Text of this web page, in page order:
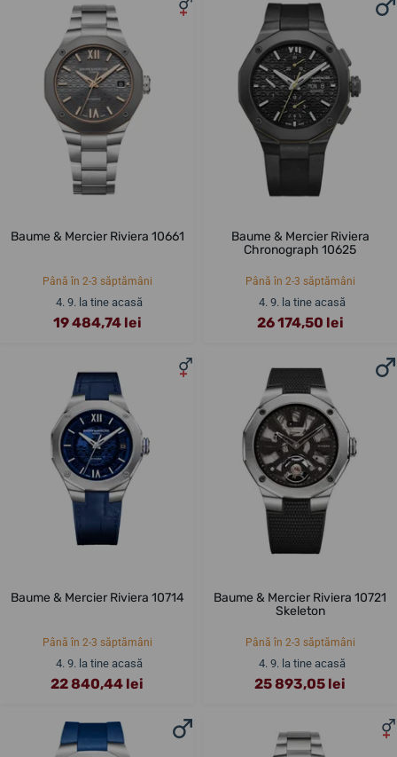
Baume & Mercier Riviera 10661
Până în 2-3 săptămâni
4. 9. la tine acasă
19 484,74 lei
Baume & Mercier Riviera
Chronograph 10625
Până în 2-3 săptămâni
4. 9. la tine acasă
26 174,50 lei
Baume & Mercier Riviera 10714
Până în 2-3 săptămâni
4. 9. la tine acasă
22 840,44 lei
Baume & Mercier Riviera 10721
Skeleton
Până în 2-3 săptămâni
4. 9. la tine acasă
25 893,05 lei